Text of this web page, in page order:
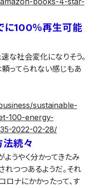
に100％再生可能
な社会変化になりそう。
ってられない感じもあ
sustainable-
100-energy-
2022-02-28/
続々
うやく分かってきたみ
れつつあるようだ。それ
ナにかかったって、す